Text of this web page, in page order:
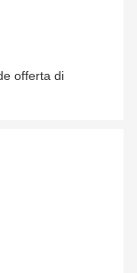
offerta di